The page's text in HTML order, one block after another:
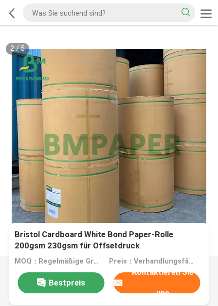
2/5
Bristol Cardboard White Bond Paper-Rolle
200gsm 230gsm für Offsetdruck
MOQ：Regelmäßige Größe 1 Tonne, Sondergröße 5 Tonnen Preis：Verhandlungsfähig
Bestpreis
Kontaktieren Sie
uns